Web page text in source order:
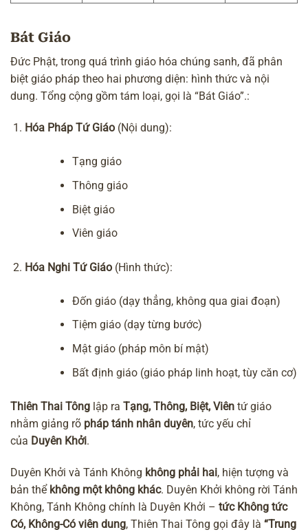
Bát Giáo
Đức Phật, trong quá trình giáo hóa chúng sanh, đã phân
biệt giáo pháp theo hai phương diện: hình thức và nội
dung. Tổng cộng gồm tám loại, gọi là “Bát Giáo”.:
Hóa Pháp Tứ Giáo (Nội dung):
Tạng giáo
Thông giáo
Biệt giáo
Viên giáo
Hóa Nghi Tứ Giáo (Hình thức):
Đốn giáo (dạy thẳng, không qua giai đoạn)
Tiệm giáo (dạy từng bước)
Mật giáo (pháp môn bí mật)
Bất định giáo (giáo pháp linh hoạt, tùy căn cơ)
Thiên Thai Tông lập ra Tạng, Thông, Biệt, Viên tứ giáo
nhằm giảng rõ pháp tánh nhân duyên, tức yếu chỉ
của Duyên Khởi.
Duyên Khởi và Tánh Không không phải hai, hiện tượng và
bản thể không một không khác. Duyên Khởi không rời Tánh
Không, Tánh Không chính là Duyên Khởi – tức Không tức
Có, Không-Có viên dung, Thiên Thai Tông gọi đây là “Trung